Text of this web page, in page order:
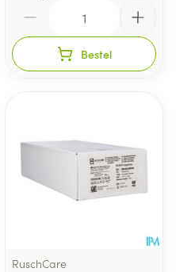
Bestel
RuschCare